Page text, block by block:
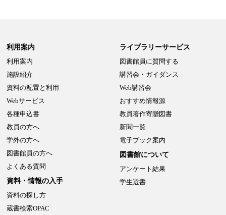
利用案内
利用案内
施設紹介
資料の配置と利用
Webサービス
各種申込書
教員の方へ
学外の方へ
図書館員の方へ
よくある質問
資料・情報の入手
資料の探し方
蔵書検索OPAC
ライブラリーサービス
図書館員に質問する
講習会・ガイダンス
Web講習会
おすすめ情報源
教員著作寄贈図書
新聞一覧
電子ブック案内
図書館について
アンケート結果
学生選書